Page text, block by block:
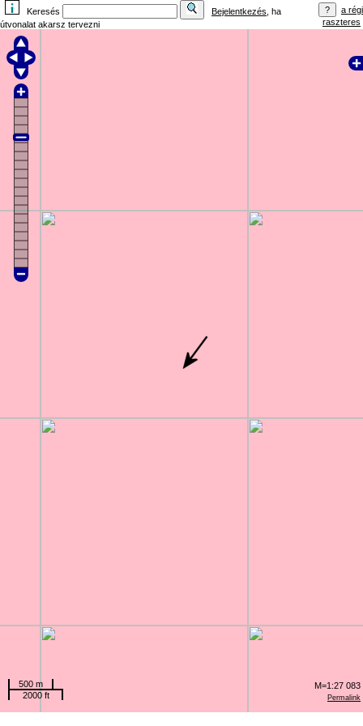
Keresés Bejelentkezés , ha
útvonalat akarsz tervezni
a régi
raszteres
Permalink
500 m
2000 ft
M=1:27 083